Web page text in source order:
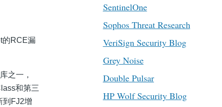
的RCE漏
之一，
和第三
到FJ2增
SentinelOne
Sophos Threat Research
VeriSign Security Blog
Grey Noise
Double Pulsar
HP Wolf Security Blog